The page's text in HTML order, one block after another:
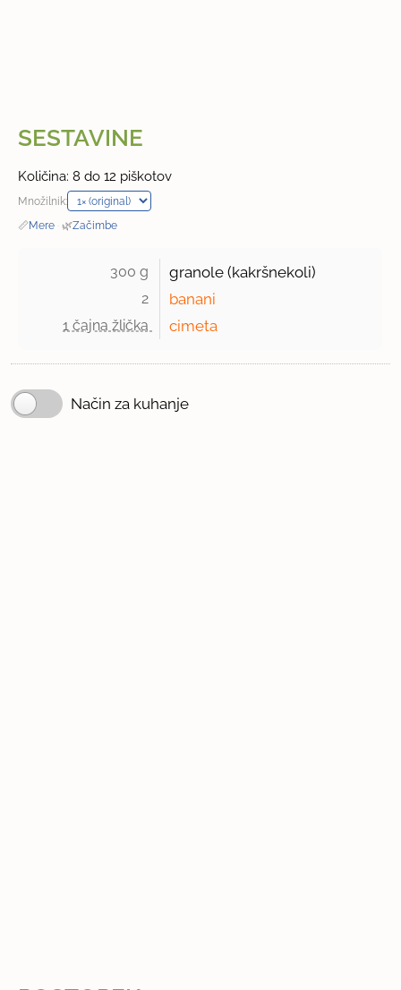
SESTAVINE
Količina: 8 do 12 piškotov
Množilnik:
📏Mere · 🌿Začimbe
300 g granole (kakršnekoli)
2 banani
1 čajna žlička cimeta
Način za kuhanje